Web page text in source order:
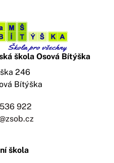
škola Osová Bítýška
922
246
Bítýška
škola